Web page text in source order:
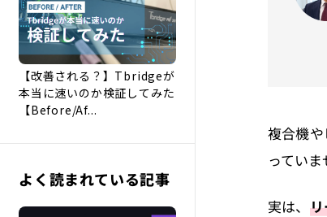
【改善される？】Tbridgeが
本当に速いのか検証してみた
【Before/Af...
よく読まれている記事
複合機
っていま
実は、